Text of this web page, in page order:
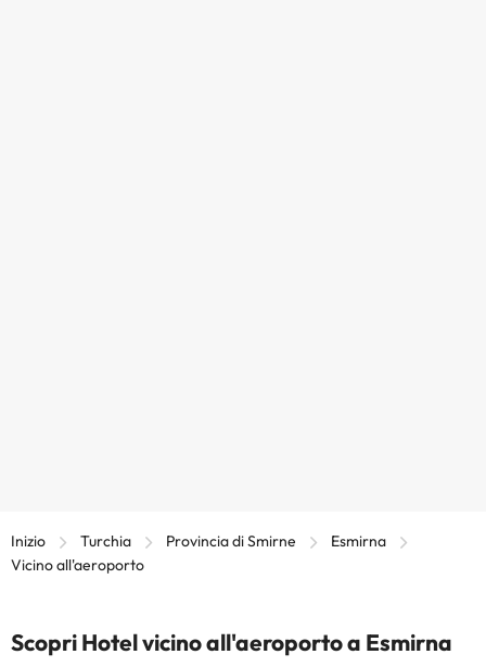
Inizio Turchia Provincia di Smirne
Esmirna
Vicino all'aeroporto
Scopri Hotel vicino all'aeroporto a Esmirna